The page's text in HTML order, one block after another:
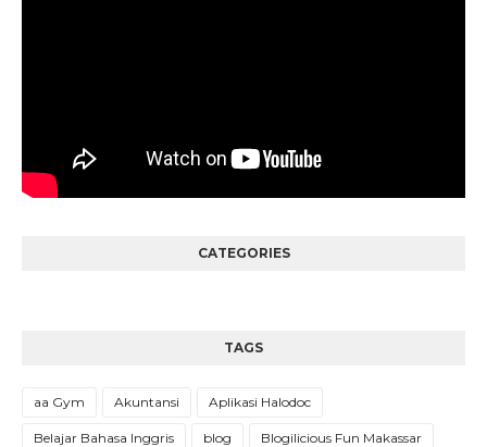
CATEGORIES
TAGS
aa Gym Akuntansi Aplikasi Halodoc
Belajar Bahasa Inggris blog Blogilicious Fun Makassar